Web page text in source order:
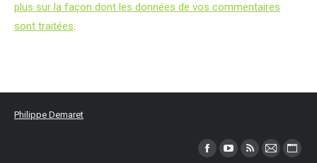
plus sur la façon dont les données de vos commentaires
sont traitées.
Philippe Demaret
Facebook
YouTubeRSS Mail Site